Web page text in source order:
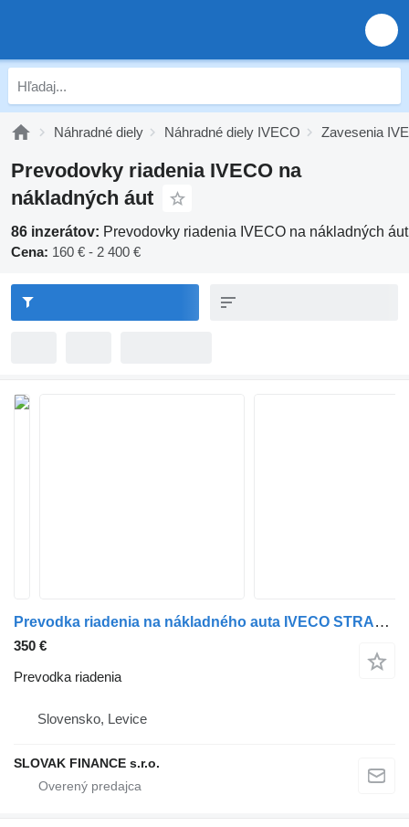
Náhradné diely Náhradné diely IVECO Zavesenia
Prevodovky riadenia IVECO na
nákladných áut
86 inzerátov: Prevodovky riadenia IVECO na nákladných áut
Cena: 160 € - 2 400 €
Prevodka riadenia na nákladného auta IVECO STRALIS
350 €
Prevodka riadenia
Slovensko, Levice
SLOVAK FINANCE s.r.o.